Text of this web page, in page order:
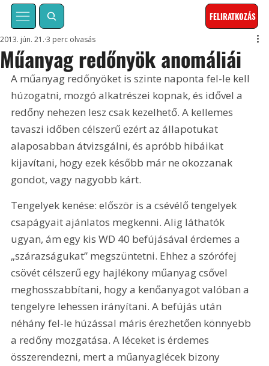
FELIRATKOZÁS
Műanyag redőnyök anomáliái
2013. jún. 21. 3 perc olvasás
A műanyag redőnyöket is szinte naponta fel-le kell
húzogatni, mozgó alkatrészei kopnak, és idővel a
redőny nehezen lesz csak kezelhető. A kellemes
tavaszi időben célszerű ezért az állapotukat
alaposabban átvizsgálni, és apróbb hibáikat
kijavítani, hogy ezek később már ne okozzanak
gondot, vagy nagyobb kárt.
Tengelyek kenése: először is a csévélő tengelyek
csapágyait ajánlatos megkenni. Alig láthatók
ugyan, ám egy kis WD 40 befújásával érdemes a
„szárazságukat” megszüntetni. Ehhez a szórófej
csövét célszerű egy hajlékony műanyag csővel
meghosszabbítani, hogy a kenőanyagot valóban a
tengelyre lehessen irányítani. A befújás után
néhány fel-le húzással máris érezhetően könnyebb
a redőny mozgatása. A léceket is érdemes
összerendezni, mert a műanyaglécek bizony